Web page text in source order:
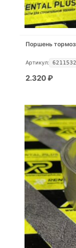
Поршень
Артикул: 6211532
2.320₽